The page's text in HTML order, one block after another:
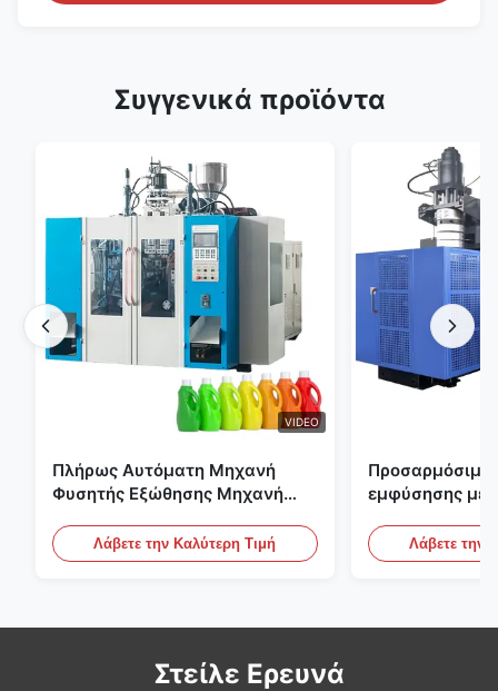
Συγγενικά προϊόντα
VIDEO
Πλήρως Αυτόματη Μηχανή
Φυσητής Εξώθησης Μηχανή
Λάβετε την Καλύτερη Τιμή
Προσαρμόσιμη
εμφύσησης με
Αυτόματος
εμφύσησης
Λάβετε την
Στείλε Ερευνά